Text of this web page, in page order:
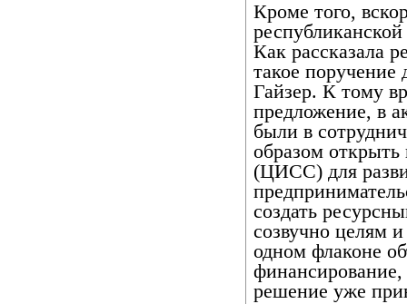
Кроме того,
Как рассказала
такое поручение
Гайзер. К тому
предложение, в
были в
образом
(ЦИСС) для
создать
созвучно целям
одном флаконе
решение уже